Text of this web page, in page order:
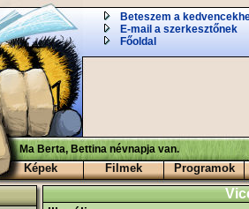
Beteszem a
E-mail a szerkesztőnek
Főoldal
Ma Berta, Bettina névnapja van.
Képek Filmek Programok